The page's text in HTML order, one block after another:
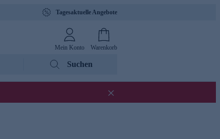
Tagesaktuelle Angebote
Mein Konto Warenkorb
Suchen